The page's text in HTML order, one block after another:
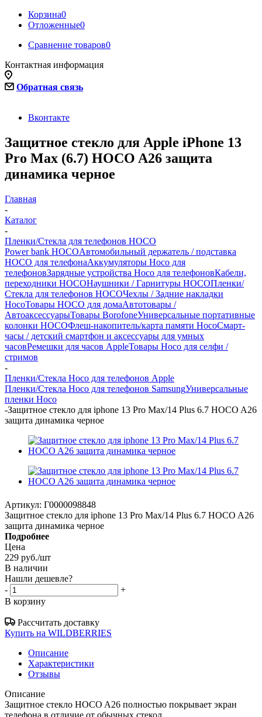
Корзина0
Отложенные0
Сравнение товаров0
Контактная информация
Обратная связь
Вконтакте
Защитное стекло для Apple iPhone 13
Pro Max (6.7) HOCO A26 защита
динамика черное
Главная
-
Каталог
-
Пленки/Стекла для телефонов HOCO
Power bank HOCOАвтомобильный держатель / подставка
HOCO для телефонаАккумуляторы Hoco для
телефоновЗарядные устройства Hoco для телефоновКабели,
переходники HOCOНаушники / Гарнитуры HOCOПленки/
Стекла для телефонов HOCOЧехлы / Задние накладки
HocoТовары HOCO для домаАвтотовары /
АвтоаксессуарыТовары BorofoneУниверсальные портативные
колонки HOCOФлеш-накопитель/карта памяти HocoСмарт-
часы / детский смартфон и аксессуары для умных
часовРемешки для часов AppleТовары Hoco для селфи /
стримов
-
Пленки/Стекла Hoco для телефонов Apple
Пленки/Стекла Hoco для телефонов SamsungУниверсальные
пленки Hoco
-Защитное стекло для iphone 13 Pro Max/14 Plus 6.7 HOCO A26
защита динамика черное
Артикул: Г0000098848
Защитное стекло для iphone 13 Pro Max/14 Plus 6.7 HOCO A26
защита динамика черное
Подробнее
Цена
229 руб./шт
В наличии
Нашли дешевле?
-
+
В корзину
Рассчитать доставку
Купить на WILDBERRIES
Описание
Характеристики
Отзывы
Описание
Защитное стекло HOCO A26 полностью покрывает экран
телефона в отличие от обычных стекол